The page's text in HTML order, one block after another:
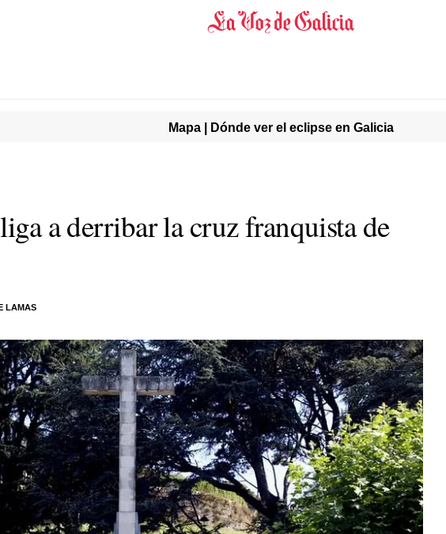
Mapa | Dónde ver el eclipse en Galicia
a derribar la cruz franquista de
LAMAS